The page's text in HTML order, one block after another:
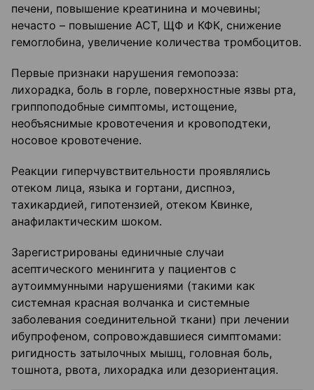
печени, повышение креатинина и мочевины;
нечасто – повышение ACT, ЩФ и КФК, снижение
гемоглобина, увеличение количества тромбоцитов.
Первые признаки нарушения гемопоэза:
лихорадка, боль в горле, поверхностные язвы рта,
гриппоподобные симптомы, истощение,
необъяснимые кровотечения и кровоподтеки,
носовое кровотечение.
Реакции гиперчувствительности проявлялись
отеком лица, языка и гортани, диспноэ,
тахикардией, гипотензией, отеком Квинке,
анафилактическим шоком.
Зарегистрированы единичные случаи
асептического менингита у пациентов с
аутоиммунными нарушениями (такими как
системная красная волчанка и системные
заболевания соединительной ткани) при лечении
ибупрофеном, сопровождавшиеся симптомами:
ригидность затылочных мышц, головная боль,
тошнота, рвота, лихорадка или дезориентация.